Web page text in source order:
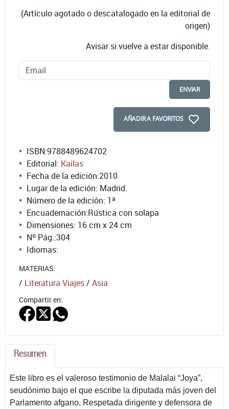
(Artículo agotado o descatalogado en la editorial de
origen)
Avisar si vuelve a estar disponible.
ENVIAR
AÑADIR A FAVORITOS
ISBN:9788489624702
Editorial: Kailas
Fecha de la edición:2010
Lugar de la edición: Madrid.
Número de la edición: 1ª
Encuadernación:Rústica con solapa
Dimensiones: 16 cm x 24 cm
Nº Pág.:304
Idiomas:
MATERIAS:
/ Literatura Viajes/ Asia
Compartir en:
Resumen
Este libro es el valeroso testimonio de Malalai “Joya”,
seudónimo bajo el que escribe la diputada más joven del
Parlamento afgano. Respetada dirigente y defensora de